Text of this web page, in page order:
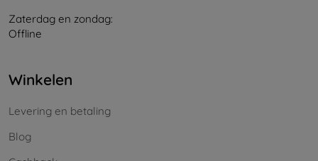
Zaterdag en zondag:
Offline
Winkelen
Levering en betaling
Blog